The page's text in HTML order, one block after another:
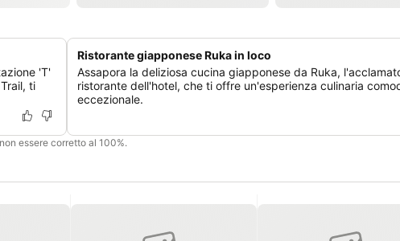
'T'
ti
Ristorante giapponese Ruka in loco
Assapora la deliziosa cucina giapponese da Ruka,
ristorante dell'hotel, che ti offre un'esperienza culinaria
eccezionale.
essere corretto al 100%.